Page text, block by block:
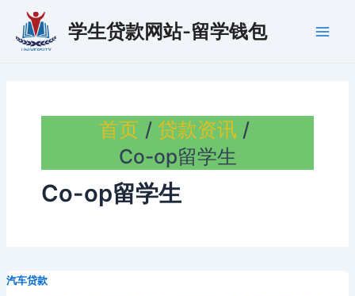
学生贷款网站-留学钱包
首页
贷款资讯
Co-op留学生
Co-op留学生
汽车贷款